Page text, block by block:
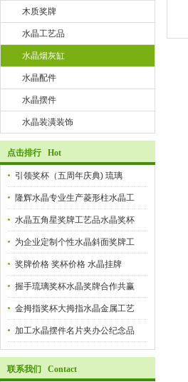
木质奖牌
水晶工艺品
水晶烟灰缸
水晶配件
水晶摆件
水晶装潢装饰
点击排行 Hot
引领奖杯（五周年庆典) 琉璃
隆辉水晶专业生产菱形柱水晶工
水晶五角星奖牌工艺品水晶奖杯
为企业定制个性水晶斜面奖牌工
奖牌价格 奖杯价格 水晶挂牌
握手琉璃奖杯水晶奖牌合作共赢
金拇指奖杯大拇指水晶金属工艺
加工水晶摆件名片夹办公纪念品
联系我们 Contact